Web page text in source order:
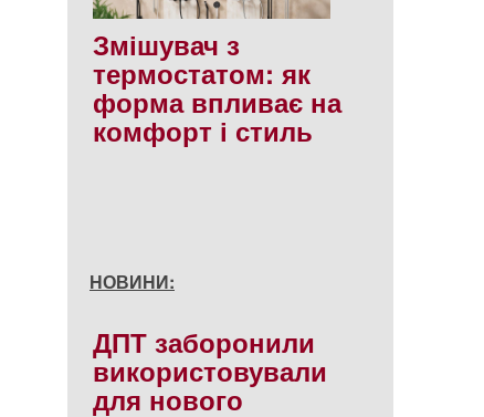
Змішувач з
термостатом: як
форма впливає на
комфорт і стиль
НОВИНИ:
ДПТ заборонили
використовували
для нового